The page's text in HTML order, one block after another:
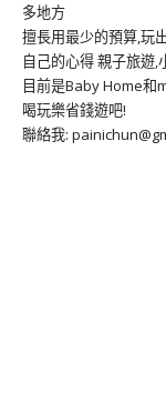
多地方
擅長用最少的預算,玩
自己的心得 親子旅遊
目前是Baby Home和
喝玩樂省錢遊吧!
聯絡我: